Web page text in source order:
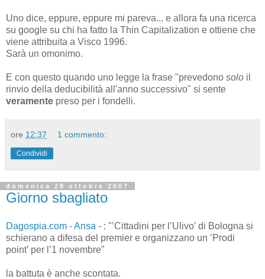
Uno dice, eppure, eppure mi pareva... e allora fa una ricerca
su google su chi ha fatto la Thin Capitalization e ottiene che
viene attribuita a Visco 1996.
Sarà un omonimo.
E con questo quando uno legge la frase "prevedono solo il
rinvio della deducibilità all'anno successivo" si sente
veramente preso per i fondelli.
ore 12:37 1 commento:
Condividi
domenica 28 ottobre 2007
Giorno sbagliato
Dagospia.com - Ansa - : "’Cittadini per l’Ulivo’ di Bologna si
schierano a difesa del premier e organizzano un ’Prodi
point’ per l’1 novembre"
la battuta è anche scontata.